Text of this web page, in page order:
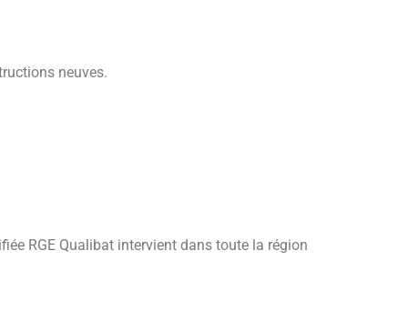
neuves.
RGE Qualibat intervient dans toute la région